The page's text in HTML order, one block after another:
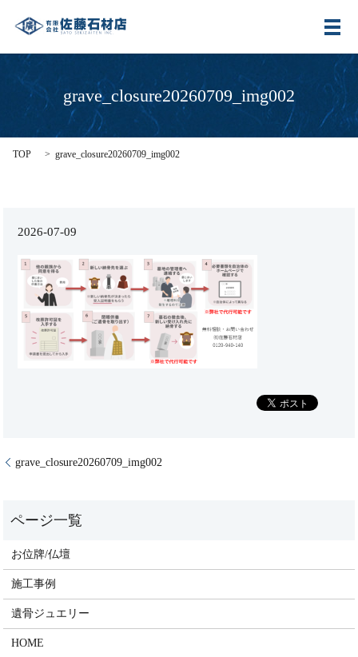
メ
grave_closure20260709_img002
TOP grave_closure20260709_img002
2026-07-09
grave_closure20260709_img002
お位牌/仏壇
施工事例
遺骨ジュエリー
HOME